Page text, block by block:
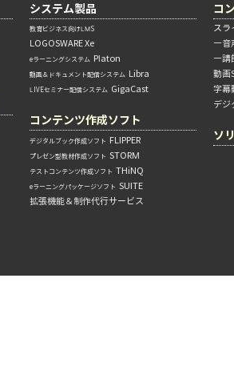
システム製品
教育ビジネス向けLMS
LOGOSWARE Xe
eラーニングシステム Platon
動画＆ドキュメント配信システム Libra
LIVEセミナー配信システム GigaCast
コンテンツ作成ソフト
デジタルブック作成ソフト FLIPPER
プレゼン型教材作成ソフト STORM
テストコンテンツ作成ソフト THiNQ
eラーニングパッケージソフト SUITE
拡張機能＆制作代行サービス
コ
スラ
―音
―講
動画
字幕
デジ
ソ